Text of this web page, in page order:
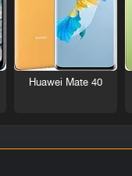
Huawei Mate 40